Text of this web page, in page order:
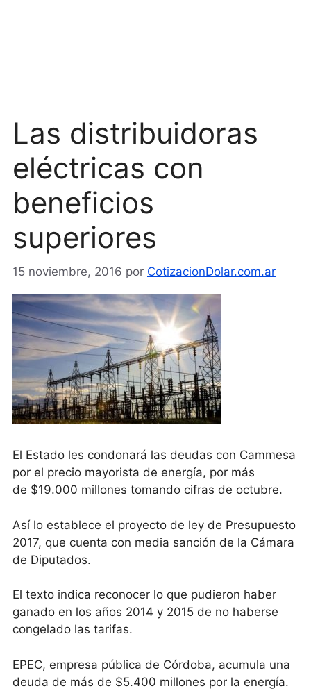
Las distribuidoras
eléctricas con
beneficios
superiores
15 noviembre, 2016 por CotizacionDolar.com.ar
El Estado les condonará las deudas con Cammesa
por el precio mayorista de energía, por más
de $19.000 millones tomando cifras de octubre.
Así lo establece el proyecto de ley de Presupuesto
2017, que cuenta con media sanción de la Cámara
de Diputados.
El texto indica reconocer lo que pudieron haber
ganado en los años 2014 y 2015 de no haberse
congelado las tarifas.
EPEC, empresa pública de Córdoba, acumula una
deuda de más de $5.400 millones por la energía.